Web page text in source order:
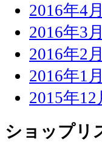
2016年4月
2016年3月
2016年2月
2016年1月
2015年12
ショップリ